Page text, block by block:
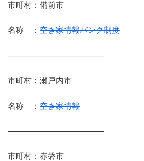
市町村：備前市
名称 ： 空き家情報バンク制度
————————————
市町村：瀬戸内市
名称 ： 空き家情報
————————————
市町村：赤磐市